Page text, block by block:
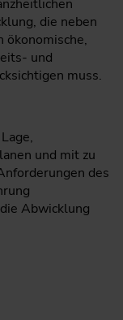
die neben
ökonomische,
und
muss.
und mit zu
des
Abwicklung